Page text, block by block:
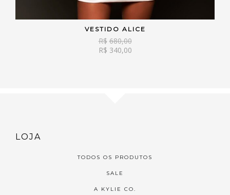
VER OPÇÕES
R$ 680,00
R$ 340,00
VESTIDO ALICE
LOJA
TODOS OS PRODUTOS
SALE
A KYLIE CO.